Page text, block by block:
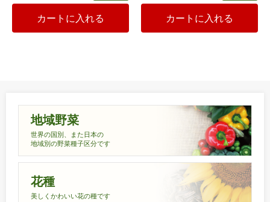
カートに入れる カートに入れる
地域野菜
世界の国別、また日本の
地域別の野菜種子区分です
花種
美しくかわいい花の種です